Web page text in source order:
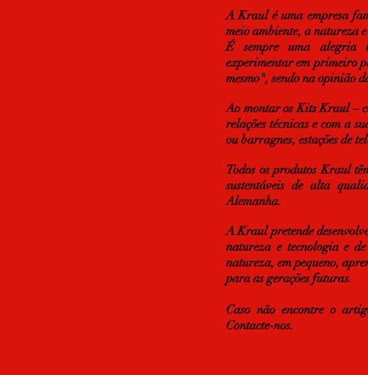
A Kraul é uma empresa
meio ambiente, a natureza
É sempre uma alegria
experimentar em primeiro
mesmo", sendo na opinião
Ao montar os Kits Kraul –
relações técnicas e com a
ou barragnes, estações de
Todos os produtos Kraul
sustentáveis de alta
Alemanha.
A Kraul pretende
natureza e tecnologia e
natureza, em pequeno,
para as gerações futuras.
Caso não encontre o
Contacte-nos.